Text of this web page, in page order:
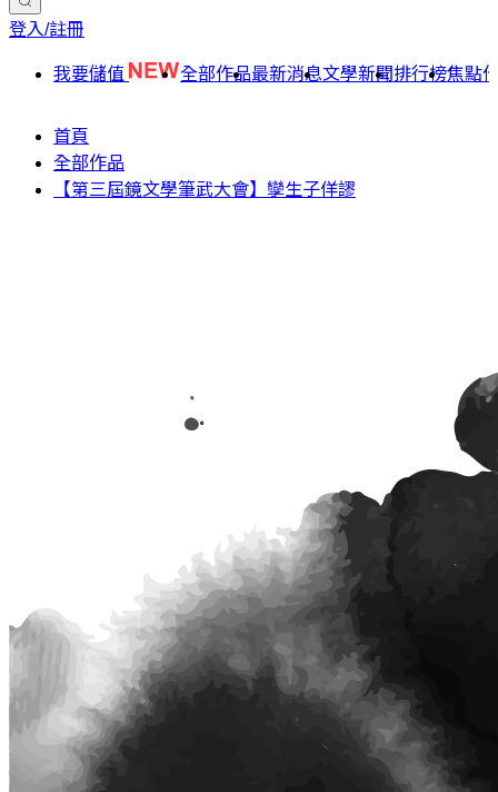
登入/註冊
我要儲值 全部作品最新消息文學新聞排行榜焦點
首頁
全部作品
【第三屆鏡文學筆武大會】孿生子佯謬